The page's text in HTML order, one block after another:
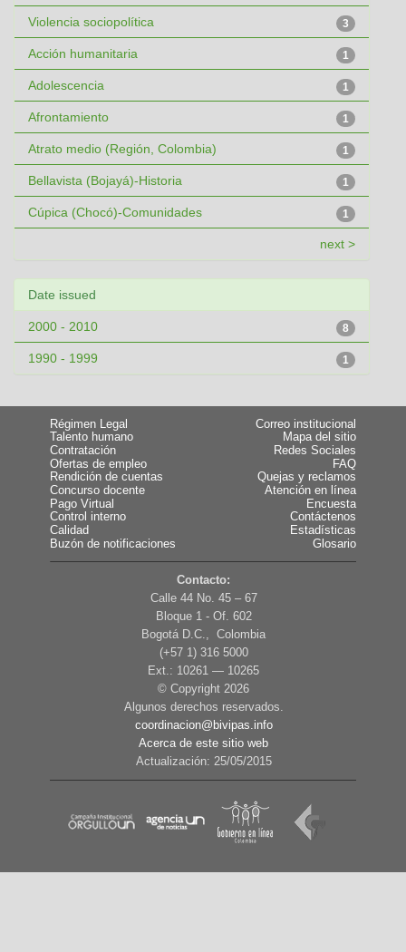
3
Violencia sociopolítica
1
Acción humanitaria
1
Adolescencia
1
Afrontamiento
1
Atrato medio (Región, Colombia)
1
Bellavista (Bojayá)-Historia
1
Cúpica (Chocó)-Comunidades
next >
Date issued
8
2000 - 2010
1
1990 - 1999
Régimen Legal
Talento humano
Contratación
Ofertas de empleo
Rendición de cuentas
Concurso docente
Pago Virtual
Control interno
Calidad
Buzón de notificaciones
Correo institucional
Mapa del sitio
Redes Sociales
FAQ
Quejas y reclamos
Atención en línea
Encuesta
Contáctenos
Estadísticas
Glosario
Contacto:
Calle 44 No. 45 – 67
Bloque 1 - Of. 602
Bogotá D.C., Colombia
(+57 1) 316 5000
Ext.: 10261 — 10265
© Copyright 2026
Algunos derechos reservados.
coordinacion@bivipas.info
Acerca de este sitio web
Actualización: 25/05/2015